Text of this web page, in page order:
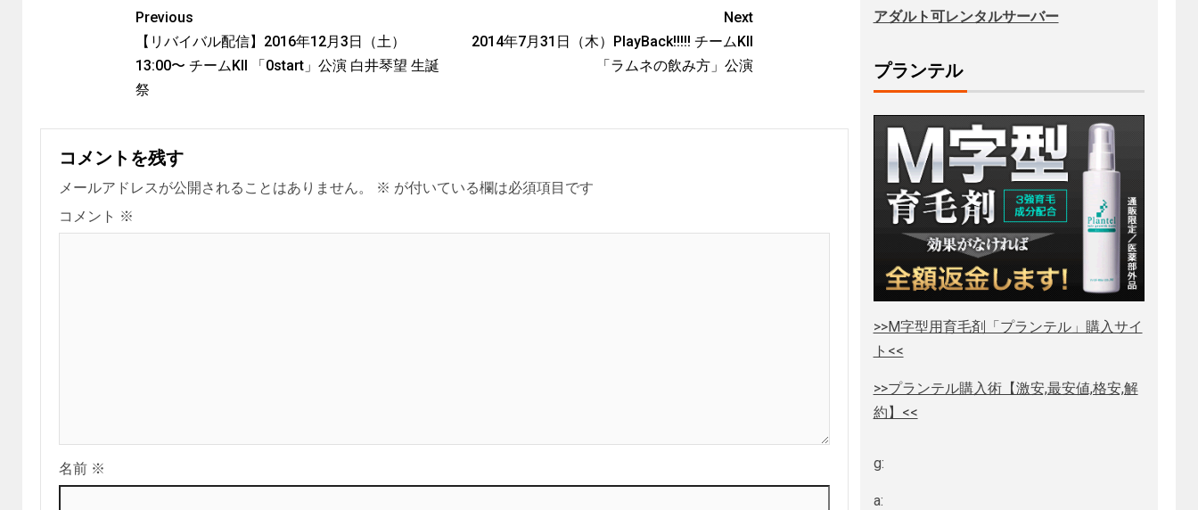
Previous
【リバイバル配信】2016年12月3日（土）
13:00〜 チームKII 「0start」公演 白井琴望 生誕
祭
Next
2014年7月31日（木）PlayBack!!!!! チームKII
「ラムネの飲み方」公演
コメントを残す
メールアドレスが公開されることはありません。 ※ が付いている欄は必須項目です
コメント ※
名前 ※
アダルト可レンタルサーバー
プランテル
>>M字型用育毛剤「プランテル」購入サイ
ト<<
>>プランテル購入術【激安,最安値,格安,解
約】<<
g:
a: